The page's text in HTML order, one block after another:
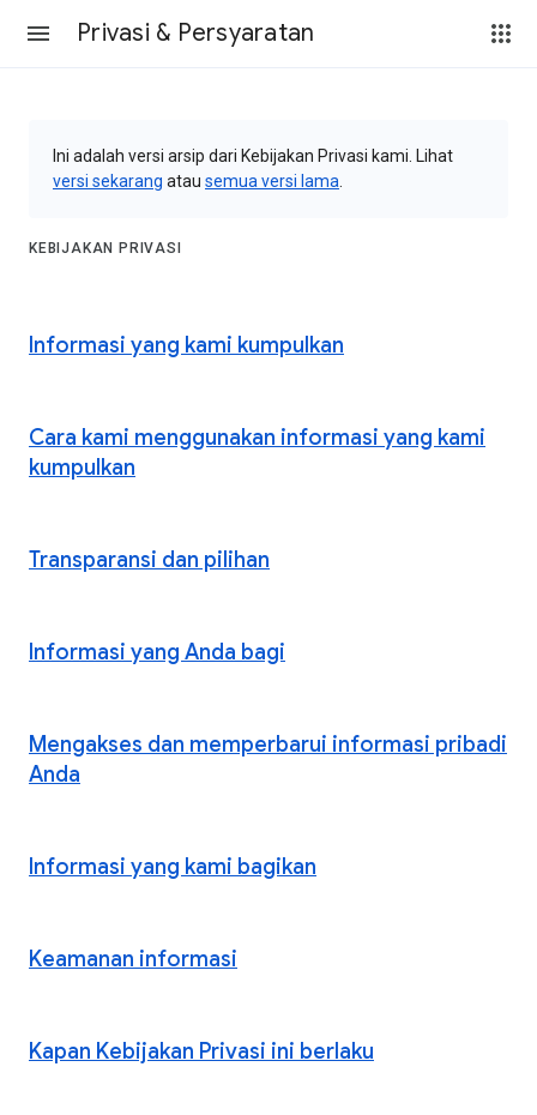
Privasi & Persyaratan
Ini adalah versi arsip dari Kebijakan Privasi kami. Lihat
versi sekarang atau semua versi lama
KEBIJAKAN PRIVASI
Informasi yang kami kumpulkan
Cara kami menggunakan informasi yang kami
kumpulkan
Transparansi dan pilihan
Informasi yang Anda bagi
Mengakses dan memperbarui informasi pribadi
Anda
Informasi yang kami bagikan
Keamanan informasi
Kapan Kebijakan Privasi ini berlaku